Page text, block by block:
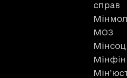
справ
МОЗ
Мінфін